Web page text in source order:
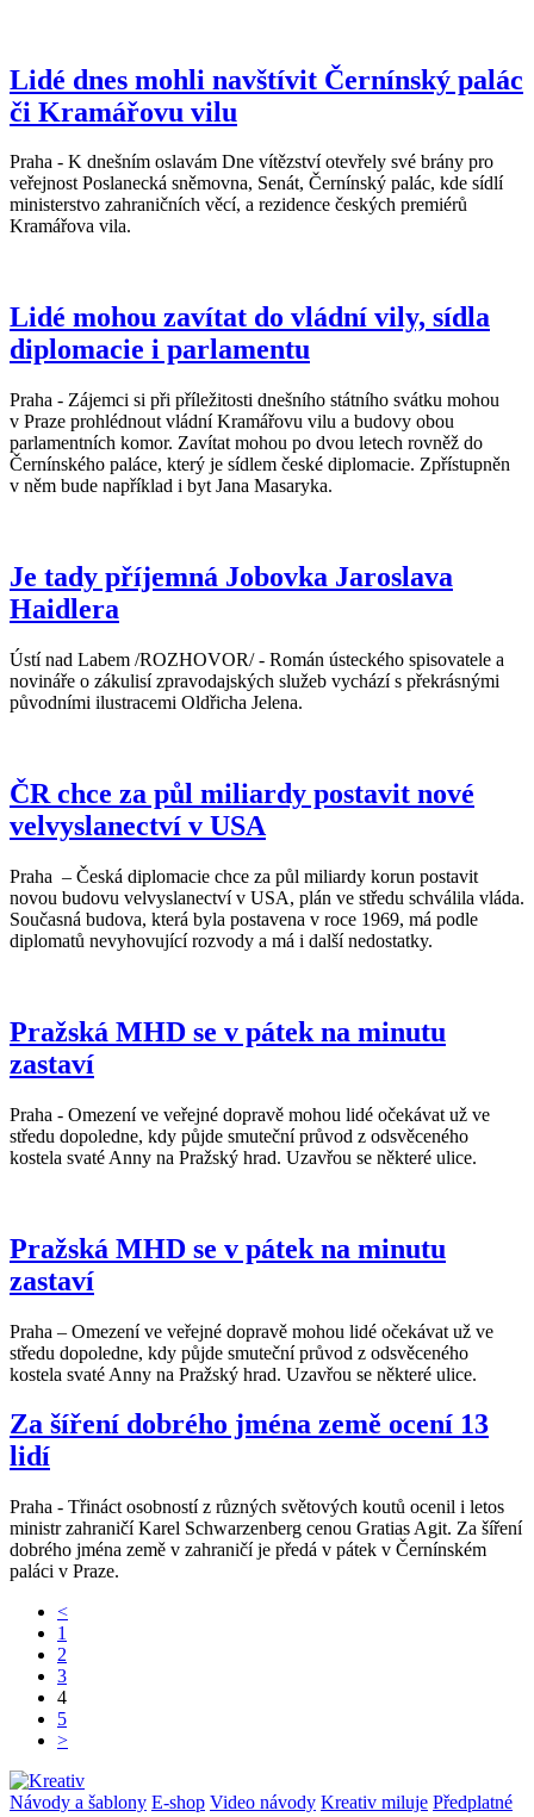
Lidé dnes mohli navštívit Černínský palác
či Kramářovu vilu
Praha - K dnešním oslavám Dne vítězství otevřely své brány pro
veřejnost Poslanecká sněmovna, Senát, Černínský palác, kde sídlí
ministerstvo zahraničních věcí, a rezidence českých premiérů
Kramářova vila.
Lidé mohou zavítat do vládní vily, sídla
diplomacie i parlamentu
Praha - Zájemci si při příležitosti dnešního státního svátku mohou
v Praze prohlédnout vládní Kramářovu vilu a budovy obou
parlamentních komor. Zavítat mohou po dvou letech rovněž do
Černínského paláce, který je sídlem české diplomacie. Zpřístupněn
v něm bude například i byt Jana Masaryka.
Je tady příjemná Jobovka Jaroslava
Haidlera
Ústí nad Labem /ROZHOVOR/ - Román ústeckého spisovatele a
novináře o zákulisí zpravodajských služeb vychází s překrásnými
původními ilustracemi Oldřicha Jelena.
ČR chce za půl miliardy postavit nové
velvyslanectví v USA
Praha – Česká diplomacie chce za půl miliardy korun postavit
novou budovu velvyslanectví v USA, plán ve středu schválila vláda.
Současná budova, která byla postavena v roce 1969, má podle
diplomatů nevyhovující rozvody a má i další nedostatky.
Pražská MHD se v pátek na minutu
zastaví
Praha - Omezení ve veřejné dopravě mohou lidé očekávat už ve
středu dopoledne, kdy půjde smuteční průvod z odsvěceného
kostela svaté Anny na Pražský hrad. Uzavřou se některé ulice.
Pražská MHD se v pátek na minutu
zastaví
Praha – Omezení ve veřejné dopravě mohou lidé očekávat už ve
středu dopoledne, kdy půjde smuteční průvod z odsvěceného
kostela svaté Anny na Pražský hrad. Uzavřou se některé ulice.
Za šíření dobrého jména země ocení 13
lidí
Praha - Třináct osobností z různých světových koutů ocenil i letos
ministr zahraničí Karel Schwarzenberg cenou Gratias Agit. Za šíření
dobrého jména země v zahraničí je předá v pátek v Černínském
paláci v Praze.
<
1
2
3
4
5
>
Návody a šablony E-shop Video návody Kreativ miluje Předplatné